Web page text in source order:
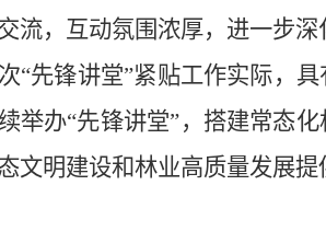
流，互动氛围浓厚，进一步深
“先锋讲堂”紧贴工作实际，
举办“先锋讲堂”，搭建常态
文明建设和林业高质量发展提